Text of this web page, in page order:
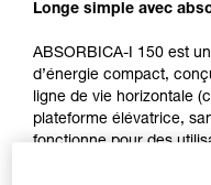
Longe simple avec
ABSORBICA-I 150 est
d’énergie compact,
ligne de vie horizontale
plateforme élévatrice,
fonctionne pour des